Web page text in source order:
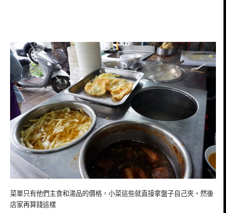
菜單只有他們主食和湯品的價格，小菜這些就直接拿盤子自己夾，然後
店家再算錢這樣